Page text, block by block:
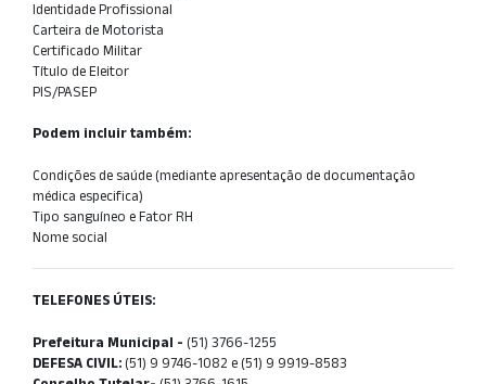
Identidade Profissional
Carteira de Motorista
Certificado Militar
Título de Eleitor
PIS/PASEP
Podem incluir também:
Condições de saúde (mediante apresentação de documentação
médica especifica)
Tipo sanguíneo e Fator RH
Nome social
TELEFONES ÚTEIS:
Prefeitura Municipal - (51) 3766-1255
DEFESA CIVIL: (51) 9 9746-1082 e (51) 9 9919-8583